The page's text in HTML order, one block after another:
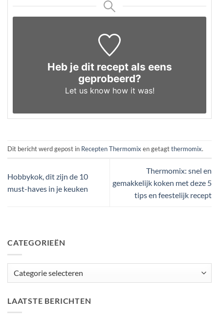
Heb je dit recept als eens
geprobeerd?
Let us knowhow it was!
Dit bericht werd gepost in Recepten Thermomix en getagtthermomix.
Hobbykok, dit zijn de 10
must-haves in je keuken
Thermomix: snel en
gemakkelijk koken met deze 5
tips en feestelijk recept
CATEGORIEËN
LAATSTE BERICHTEN